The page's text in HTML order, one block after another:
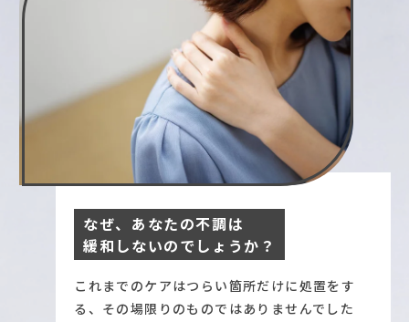
なぜ、あなたの不調は
緩和しないのでしょうか？
これまでのケアはつらい箇所だけに処置をす
る、その場限りのものではありませんでした